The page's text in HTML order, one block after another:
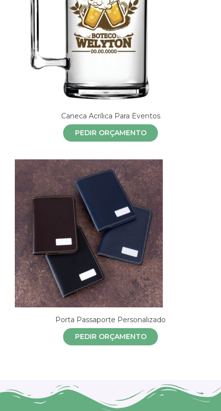
Caneca Acrílica Para Eventos
PEDIR ORÇAMENTO
Porta Passaporte Personalizado
PEDIR ORÇAMENTO